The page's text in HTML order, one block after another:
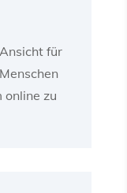
für
online zu